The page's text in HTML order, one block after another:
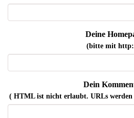
Deine
(bitte mit
Dein
( HTML ist nichterlaubt. URLs werden